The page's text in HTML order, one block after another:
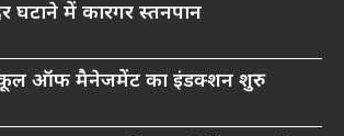
घटाने में कारगर स्तनपान
स्कूल ऑफ मैनेजमेंट का इंडक्शन शुरु